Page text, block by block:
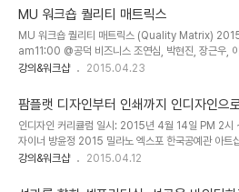
로 바꿔 적용했다. 서로 경청으로 인터뷰를 진행하며 ..
MU 워크숍 퀄리티 매트릭스
MU 워크숍 퀄리티 매트릭스 (Quality Matrix)
am11:00 @공덕 비즈니스 조연심, 박현진, 장근우,
엠유의 새로운 워크숍을 적용해 보기 위해 엠유 내부에
을 정리하고, 그 역량에 개인의 역량을 점수로 매겨 객
자 MU에서 필요다하고 생각하는 역량 5가지를 적어
발표하고 그룹핑한다. 이렇게 해서 찾은 역량은 기획
력, 네트워킹, 실행력, 마케팅, 학습력, 편집력, 융통성,
력, 화술, 표현력, 디자인, 학구열, 창의력이었다. 이 중
강의&워크샵 2015.04.23
팜플랫 디자인부터 인쇄까지 인디자인으
인디자인 커리큘럼 일시: 2015년 4월 14일 PM 2시
자이너 방윤정 2015 밀라노 엑스포 한국공예관 아트
민국 목공예 명장, 무형문화재 의 도서비스트, B1A4,
종이사이즈 및 레이아웃 - 여백 설정하기(제본과 규격)
강의&워크샵 2015.04.12